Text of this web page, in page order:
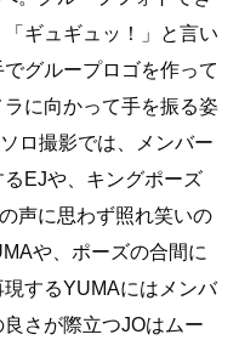
ギュギュッ！」と言い
グループロゴを作って
に向かって手を振る姿
ロ撮影では、メンバー
EJや、キングポーズ
声に思わず照れ笑いの
や、ポーズの合間に
するYUMAにはメンバ
さが際立つJOはムー